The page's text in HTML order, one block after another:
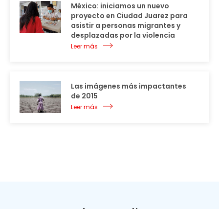
México: iniciamos un nuevo
proyecto en Ciudad Juarez para
asistir a personas migrantes y
desplazadas por la violencia
Leer más
Las imágenes más impactantes
de 2015
Leer más